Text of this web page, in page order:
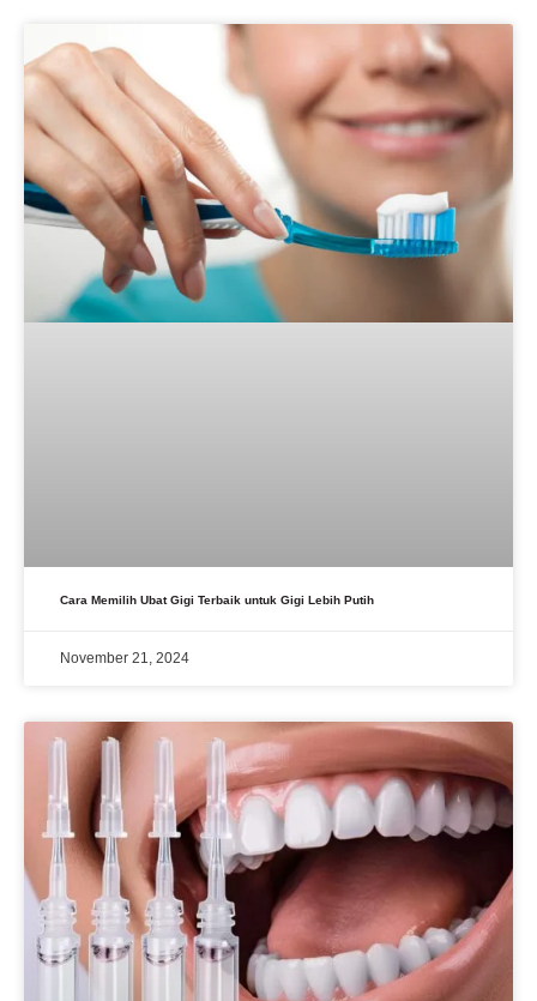
Cara Memilih Ubat Gigi Terbaik untuk Gigi Lebih Putih
November 21, 2024